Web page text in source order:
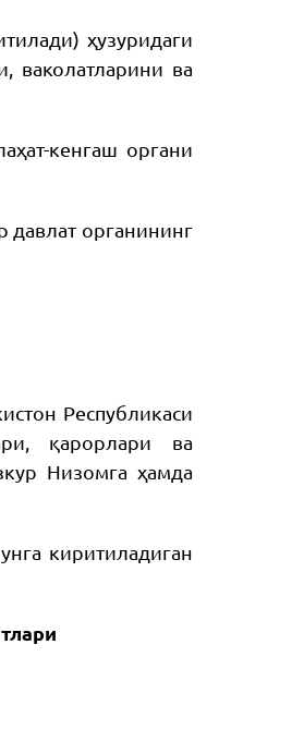
ҳузуридаги
ваколатларини ва
кенгаш органи
давлат органининг
Республикаси
қарорлари ва
Низомга ҳамда
киритиладиган